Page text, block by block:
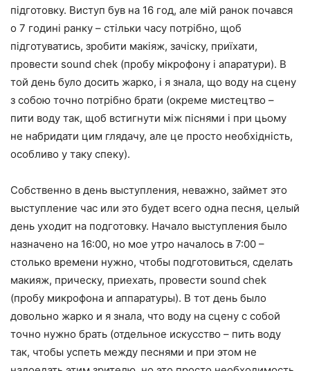
підготовку. Виступ був на 16 год, але мій ранок почався
о 7 годині ранку – стільки часу потрібно, щоб
підготуватись, зробити макіяж, зачіску, приїхати,
провести sound chek (пробу мікрофону і апаратури). В
той день було досить жарко, і я знала, що воду на сцену
з собою точно потрібно брати (окреме мистецтво –
пити воду так, щоб встигнути між піснями і при цьому
не набридати цим глядачу, але це просто необхідність,
особливо у таку спеку).
Собственно в день выступления, неважно, займет это
выступление час или это будет всего одна песня, целый
день уходит на подготовку. Начало выступления было
назначено на 16:00, но мое утро началось в 7:00 –
столько времени нужно, чтобы подготовиться, сделать
макияж, прическу, приехать, провести sound chek
(пробу микрофона и аппаратуры). В тот день было
довольно жарко и я знала, что воду на сцену с собой
точно нужно брать (отдельное искусство – пить воду
так, чтобы успеть между песнями и при этом не